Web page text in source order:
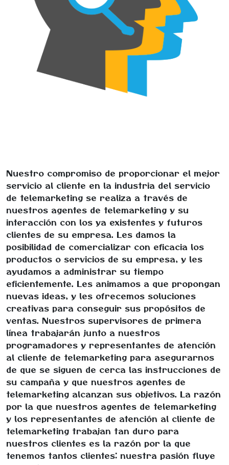
Nuestro compromiso de proporcionar el mejor
servicio al cliente en la industria del servicio
de telemarketing se realiza a través de
nuestros agentes de telemarketing y su
interacción con los ya existentes y futuros
clientes de su empresa. Les damos la
posibilidad de comercializar con eficacia los
productos o servicios de su empresa, y les
ayudamos a administrar su tiempo
eficientemente. Les animamos a que propongan
nuevas ideas, y les ofrecemos soluciones
creativas para conseguir sus propósitos de
ventas. Nuestros supervisores de primera
línea trabajarán junto a nuestros
programadores y representantes de atención
al cliente de telemarketing para asegurarnos
de que se siguen de cerca las instrucciones de
su campaña y que nuestros agentes de
telemarketing alcanzan sus objetivos. La razón
por la que nuestros agentes de telemarketing
y los representantes de atención al cliente de
telemarketing trabajan tan duro para
nuestros clientes es la razón por la que
tenemos tantos clientes: nuestra pasión fluye